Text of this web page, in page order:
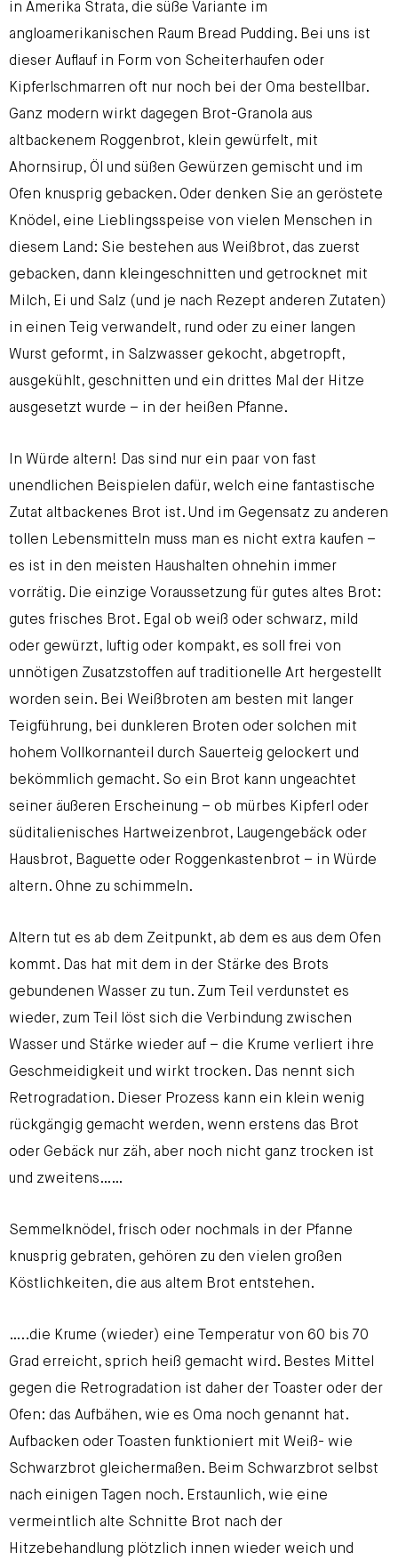
in Amerika Strata, die süße Variante im
angloamerikanischen Raum Bread Pudding. Bei uns ist
dieser Auflauf in Form von Scheiterhaufen oder
Kipferlschmarren oft nur noch bei der Oma bestellbar.
Ganz modern wirkt dagegen Brot-Granola aus
altbackenem Roggenbrot, klein gewürfelt, mit
Ahornsirup, Öl und süßen Gewürzen gemischt und im
Ofen knusprig gebacken. Oder denken Sie an geröstete
Knödel, eine Lieblingsspeise von vielen Menschen in
diesem Land: Sie bestehen aus Weißbrot, das zuerst
gebacken, dann kleingeschnitten und getrocknet mit
Milch, Ei und Salz (und je nach Rezept anderen Zutaten)
in einen Teig verwandelt, rund oder zu einer langen
Wurst geformt, in Salzwasser gekocht, abgetropft,
ausgekühlt, geschnitten und ein drittes Mal der Hitze
ausgesetzt wurde – in der heißen Pfanne.
In Würde altern! Das sind nur ein paar von fast
unendlichen Beispielen dafür, welch eine fantastische
Zutat altbackenes Brot ist. Und im Gegensatz zu anderen
tollen Lebensmitteln muss man es nicht extra kaufen –
es ist in den meisten Haushalten ohnehin immer
vorrätig. Die einzige Voraussetzung für gutes altes Brot:
gutes frisches Brot. Egal ob weiß oder schwarz, mild
oder gewürzt, luftig oder kompakt, es soll frei von
unnötigen Zusatzstoffen auf traditionelle Art hergestellt
worden sein. Bei Weißbroten am besten mit langer
Teigführung, bei dunkleren Broten oder solchen mit
hohem Vollkornanteil durch Sauerteig gelockert und
bekömmlich gemacht. So ein Brot kann ungeachtet
seiner äußeren Erscheinung – ob mürbes Kipferl oder
süditalienisches Hartweizenbrot, Laugengebäck oder
Hausbrot, Baguette oder Roggenkastenbrot – in Würde
altern. Ohne zu schimmeln.
Altern tut es ab dem Zeitpunkt, ab dem es aus dem Ofen
kommt. Das hat mit dem in der Stärke des Brots
gebundenen Wasser zu tun. Zum Teil verdunstet es
wieder, zum Teil löst sich die Verbindung zwischen
Wasser und Stärke wieder auf – die Krume verliert ihre
Geschmeidigkeit und wirkt trocken. Das nennt sich
Retrogradation. Dieser Prozess kann ein klein wenig
rückgängig gemacht werden, wenn erstens das Brot
oder Gebäck nur zäh, aber noch nicht ganz trocken ist
und zweitens……
Semmelknödel, frisch oder nochmals in der Pfanne
knusprig gebraten, gehören zu den vielen großen
Köstlichkeiten, die aus altem Brot entstehen.
…..die Krume (wieder) eine Temperatur von 60 bis 70
Grad erreicht, sprich heiß gemacht wird. Bestes Mittel
gegen die Retrogradation ist daher der Toaster oder der
Ofen: das Aufbähen, wie es Oma noch genannt hat.
Aufbacken oder Toasten funktioniert mit Weiß- wie
Schwarzbrot gleichermaßen. Beim Schwarzbrot selbst
nach einigen Tagen noch. Erstaunlich, wie eine
vermeintlich alte Schnitte Brot nach der
Hitzebehandlung plötzlich innen wieder weich und